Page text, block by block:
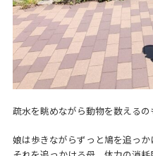
疏水を眺めながら動物を数えるの
娘は歩きながらずっと鳩を追っか